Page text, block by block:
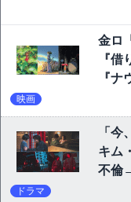
金ロ
『
『
映画
「今
キム
不倫
ドラマ